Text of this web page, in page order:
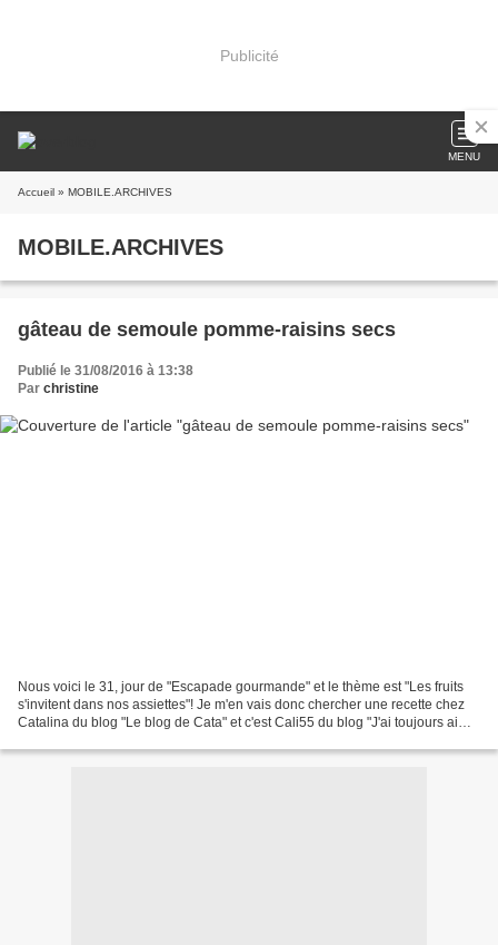
Publicité
MENU
Accueil » MOBILE.ARCHIVES
MOBILE.ARCHIVES
gâteau de semoule pomme-raisins secs
Publié le 31/08/2016 à 13:38
Par christine
Nous voici le 31, jour de "Escapade gourmande" et le thème est "Les fruits
s'invitent dans nos assiettes"! Je m'en vais donc chercher une recette chez
Catalina du blog "Le blog de Cata" et c'est Cali55 du blog "J'ai toujours aimé